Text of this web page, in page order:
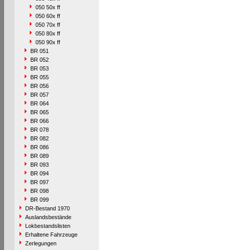
050 50x ff
050 60x ff
050 70x ff
050 80x ff
050 90x ff
BR 051
BR 052
BR 053
BR 055
BR 056
BR 057
BR 064
BR 065
BR 066
BR 078
BR 082
BR 086
BR 089
BR 093
BR 094
BR 097
BR 098
BR 099
DR-Bestand 1970
Auslandsbestände
Lokbestandslisten
Erhaltene Fahrzeuge
Zerlegungen